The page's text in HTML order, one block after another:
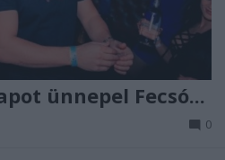
ünnepel Fecsó...
0